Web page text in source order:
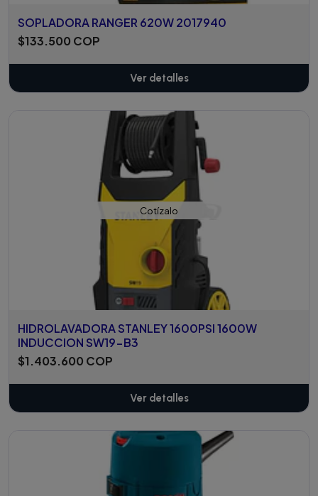
SOPLADORA RANGER 620W 2017940
$133.500 COP
Ver detalles
Cotízalo
HIDROLAVADORA STANLEY 1600PSI 1600W
INDUCCION SW19-B3
$1.403.600 COP
Ver detalles